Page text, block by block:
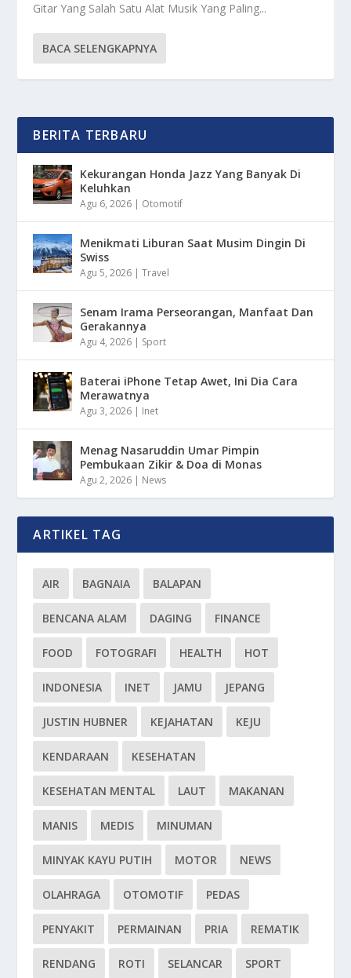
Gitar Yang Salah Satu Alat Musik Yang Paling...
BACA SELENGKAPNYA
BERITA TERBARU
Kekurangan Honda Jazz Yang Banyak Di
Keluhkan
Agu 6, 2026 | Otomotif
Menikmati Liburan Saat Musim Dingin Di
Swiss
Agu 5, 2026 |Travel
Senam Irama Perseorangan, Manfaat Dan
Gerakannya
Agu 4, 2026 | Sport
Baterai iPhone Tetap Awet, Ini Dia Cara
Merawatnya
Agu 3, 2026 | Inet
Menag Nasaruddin Umar Pimpin
Pembukaan Zikir & Doa di Monas
Agu 2, 2026 | News
ARTIKEL TAG
AIR BAGNAIA BALAPAN
BENCANA ALAM DAGING FINANCE
FOOD FOTOGRAFI HEALTH HOT
INDONESIA INET JAMU JEPANG
JUSTIN HUBNER KEJAHATAN KEJU
KENDARAAN KESEHATAN
KESEHATAN MENTAL LAUT MAKANAN
MANIS MEDIS MINUMAN
MINYAK KAYU PUTIH MOTOR NEWS
OLAHRAGA OTOMOTIF PEDAS
PENYAKIT PERMAINAN PRIA REMATIK
RENDANG ROTI SELANCAR SPORT